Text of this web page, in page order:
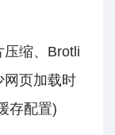
缩、Brotli
网页加载时
存配置)